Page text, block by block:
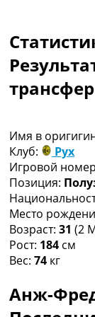
Лига
Таблицы
Лига
Имя в
Клуб:
Рух
Игровой
Позиция:
Место
Возраст: 31 (2
Рост: 184 см
Вес: 74 кг
Анж-